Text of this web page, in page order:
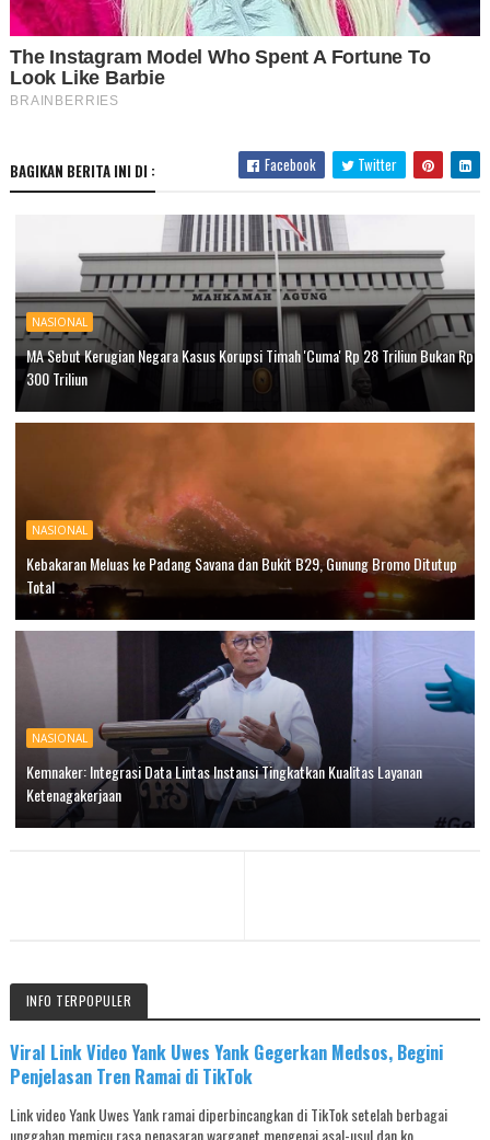
BAGIKAN BERITA INI DI : Facebook Twitter
NASIONAL
MA Sebut Kerugian Negara Kasus Korupsi Timah 'Cuma' Rp 28 Triliun Bukan Rp
300 Triliun
NASIONAL
Kebakaran Meluas ke Padang Savana dan Bukit B29, Gunung Bromo Ditutup
Total
NASIONAL
Kemnaker: Integrasi Data Lintas Instansi Tingkatkan Kualitas Layanan
Ketenagakerjaan
INFO TERPOPULER
Viral Link Video Yank Uwes Yank Gegerkan Medsos, Begini
Penjelasan Tren Ramai di TikTok
Link video Yank Uwes Yank ramai diperbincangkan di TikTok setelah berbagai
unggahan memicu rasa penasaran warganet mengenai asal-usul dan ko...